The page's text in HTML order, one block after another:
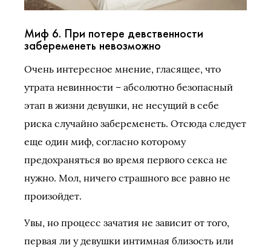
Миф 6. При потере девственности
забеременеть невозможно
Очень интересное мнение, гласящее, что
утрата невинности – абсолютно безопасный
этап в жизни девушки, не несущий в себе
риска случайно забеременеть. Отсюда следует
еще один миф, согласно которому
предохраняться во время первого секса не
нужно. Мол, ничего страшного все равно не
произойдет.
Увы, но процесс зачатия не зависит от того,
первая ли у девушки интимная близость или